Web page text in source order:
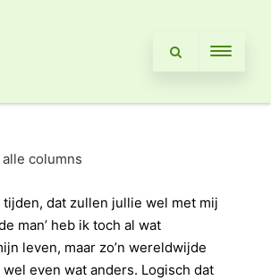
alle columns
dat zullen jullie wel met mij
man’ heb ik toch al wat
leven, maar zo’n wereldwijde
even wat anders. Logisch dat